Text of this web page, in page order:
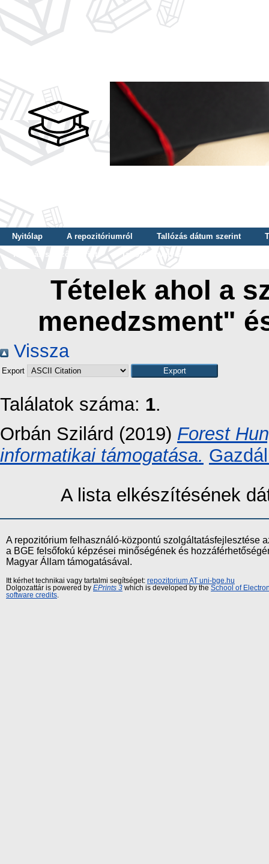
Nyitólap A repozitóriumról Tallózás dátum szerint
Tallózás szerző szerint
Tallózás nyelv szerint
Tételek ahol a
menedzsment"
Vissza
Export
Találatok száma: 1.
Orbán Szilárd (2019) Forest
informatikai támogatása.
A lista elkészítésének
A repozitórium felhasználó-központú szolgáltatásfejlesztése
a BGE felsőfokú képzései minőségének és
Magyar Állam támogatásával.
Itt kérhet technikai vagy tartalmi segítséget: repozitorium AT uni-bge.hu
Dolgozattár is powered by EPrints 3 which is developed by the School of
software credits